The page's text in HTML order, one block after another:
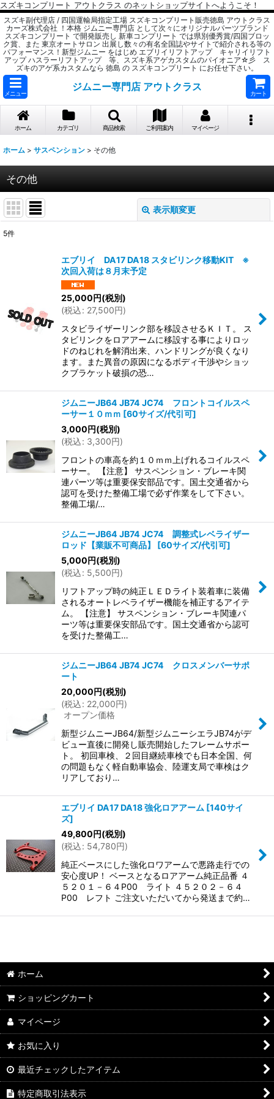
スズキコンプリート アウトクラス のネットショップサイトへようこそ！
スズキ副代理店 / 四国運輸局指定工場 スズキコンプリート販売徳島 アウトクラス
カーズ株式会社 ！本格 ジムニー専門店 として次々にオリジナルパーツブランド
スズキコンプリート で開発販売し 新車コンプリート では県別優秀賞/四国ブロッ
ク賞、また 東京オートサロン 出展し数々の有名全国誌やサイトで紹介される等の
パフォーマンス！新型ジムニー をはじめ エブリイリフトアップ キャリイリフト
アップ ハスラーリフトアップ 等、スズキ系アゲカスタムのパイオニア☆彡 ス
ズキのアゲ系カスタムなら 徳島 の スズキコンプリート にお任せ下さい。
メニュー
ジムニー専門店 アウトクラス
カート
ホーム カテゴリ 商品検索 ご利用案内 マイページ
ホーム > サスペンション > その他
その他
表示順変更
絞り込む
5件
エブリイ DA17 DA18 スタビリンク移動KIT ※
次回入荷は８月末予定
25,000円(税別)
(税込: 27,500円)
スタビライザーリンク部を移設させるＫＩＴ。 ス
タビリンクをロアアームに移設する事によりロッ
ドのねじれを解消出来、ハンドリングが良くなり
ます。また異音の原因になるボディ干渉やショッ
クブラケット破損の恐…
ジムニーJB64 JB74 JC74 フロントコイルスペ
ーサー１０ｍｍ [60サイズ/代引可]
3,000円(税別)
(税込: 3,300円)
フロントの車高を約１０ｍｍ上げれるコイルスペ
ーサー。 【注意】 サスペンション・ブレーキ関
連パーツ等は重要保安部品です。国土交通省から
認可を受けた整備工場で必ず作業をして下さい。
整備工場/…
ジムニーJB64 JB74 JC74 調整式レベライザー
ロッド【業販不可商品】
[60サイズ/代引可]
5,000円(税別)
(税込: 5,500円)
リフトアップ時の純正ＬＥＤライト装着車に装備
されるオートレベライザー機能を補正するアイテ
ム。 【注意】 サスペンション・ブレーキ関連パ
ーツ等は重要保安部品です。国土交通省から認可
を受けた整備工…
ジムニーJB64 JB74 JC74 クロスメンバーサポ
ート
20,000円(税別)
(税込: 22,000円)
オープン価格
新型ジムニーJB64/新型ジムニーシエラJB74がデ
ビュー直後に開発し販売開始したフレームサポー
ト。 初回車検、２回目継続車検でも日本全国、何
の問題もなく軽自動車協会、陸運支局で車検はク
リアしており…
エブリイ DA17 DA18 強化ロアアーム [140サイ
ズ]
49,800円(税別)
(税込: 54,780円)
純正ベースにした強化ロワアームで悪路走行での
安心度UP！ ベースとなるロアアーム純正品番 ４
５２０１－６４P00 ライト ４５２０２－６４
P00 レフト ご注文いただいてから発送まで約…
ホーム
ショッピングカート
マイページ
お気に入り
最近チェックしたアイテム
特定商取引法表示